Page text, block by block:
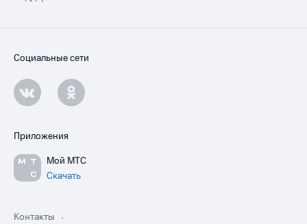
Социальные сети
Приложения
Мой МТС
Скачать
Контакты